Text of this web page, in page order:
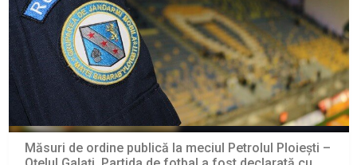
Măsuri de ordine publică la meciul Petrolul Ploiești –